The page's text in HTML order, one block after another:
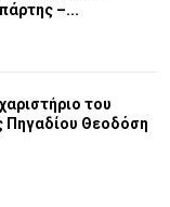
–...
του
Πηγαδίου Θεοδόση